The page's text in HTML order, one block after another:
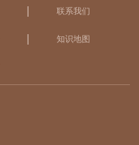
联系我们
知识地图